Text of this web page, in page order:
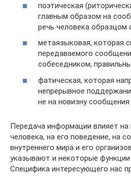
поэтическая
главным образом на
речь человека образцом
метаязыковая, которая
передаваемого
собеседником,
фатическая, которая
непрерывное
не на новизну сообщения
Передача информации влияет на
человека, на его поведение, на
внутреннего мира и его
указывают и некоторые функции
Специфика интересующего нас